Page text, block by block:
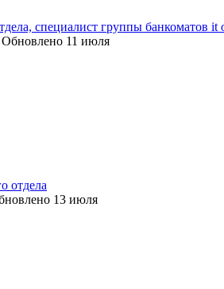
специалист группы банкоматов it
Обновлено 11 июля
отдела
13 июля